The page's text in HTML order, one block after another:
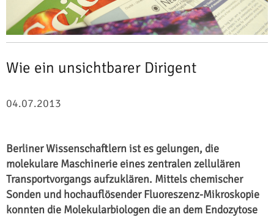
Wie ein unsichtbarer Dirigent
04.07.2013
Berliner Wissenschaftlern ist es gelungen, die
molekulare Maschinerie eines zentralen zellulären
Transportvorgangs aufzuklären. Mittels chemischer
Sonden und hochauflösender Fluoreszenz-Mikroskopie
konnten die Molekularbiologen die an dem Endozytose